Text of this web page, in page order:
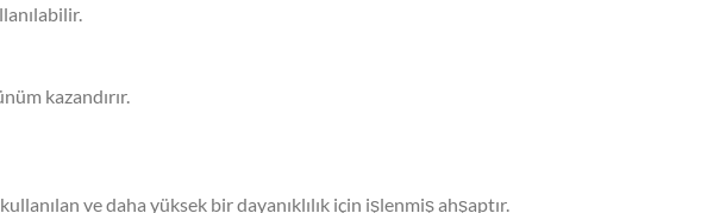
kazandırır.
ve daha yüksek bir dayanıklılık için işlenmiş ahşaptır.